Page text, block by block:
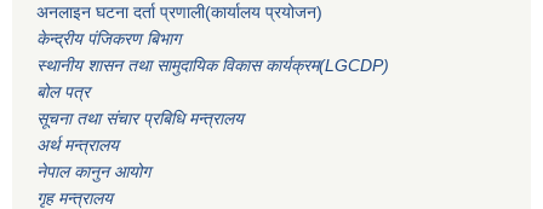
अनलाइन घटना दर्ता प्रणाली(कार्यालय प्रयोजन)
केन्द्रीय पंजिकरण बिभाग
स्थानीय शासन तथा सामुदायिक विकास कार्यक्रम(LGCDP)
बोल पत्र
सूचना तथा संचार प्रबिधि मन्त्रालय
अर्थ मन्त्रालय
नेपाल कानुन आयोग
गृह मन्त्रालय